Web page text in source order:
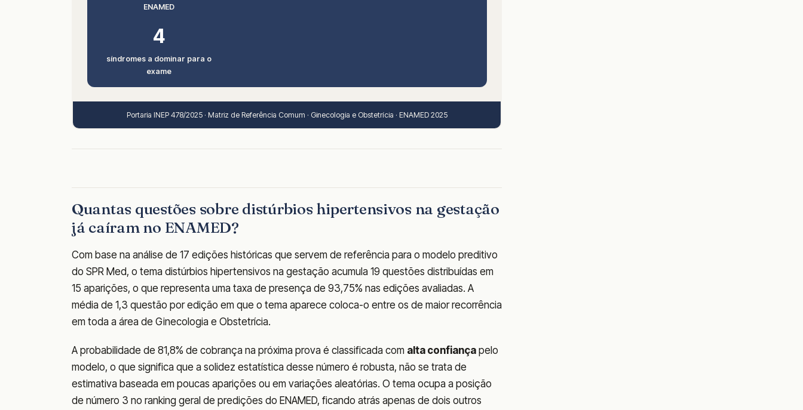
ENAMED
4
síndromes a dominar para o
exame
Portaria INEP 478/2025 · Matriz de Referência Comum · Ginecologia e Obstetrícia · ENAMED 2025
Quantas questões sobre distúrbios hipertensivos na gestação
já caíram no ENAMED?
Com base na análise de 17 edições históricas que servem de referência para o modelo preditivo
do SPR Med, o tema distúrbios hipertensivos na gestação acumula 19 questões distribuídas em
15 aparições, o que representa uma taxa de presença de 93,75% nas edições avaliadas. A
média de 1,3 questão por edição em que o tema aparece coloca-o entre os de maior recorrência
em toda a área de Ginecologia e Obstetrícia.
A probabilidade de 81,8% de cobrança na próxima prova é classificada com alta confiança pelo
modelo, o que significa que a solidez estatística desse número é robusta, não se trata de
estimativa baseada em poucas aparições ou em variações aleatórias. O tema ocupa a posição
de número 3 no ranking geral de predições do ENAMED, ficando atrás apenas de dois outros